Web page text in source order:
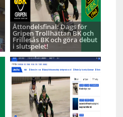
Åttondelsfinal: Dags för
Gripen Trollhättan BK och
Frillesås BK och göra debut
i slutspelet!